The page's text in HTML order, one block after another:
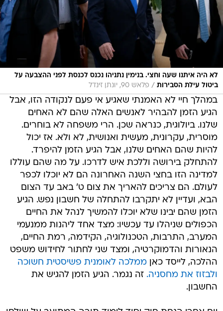
לא היה איתנו שעה וחצי. בנימין נתניהו נכנס לכנסת לפני ההצבעה על
ביטול עילת הסבירות / פלאש 90, יונתן זינדל
במהלך חיי לא האמנתי שאגיע אי פעם לנקודה הזו, אבל
הגיע הזמן להבהיר לאנשים האלה שהם לא האחים
שלנו. ביולוגית, כנראה שכן. הרי משפחה לא בוחרים.
מוסרית, עקרונית, מעשית ואנושית, לא ולא. אז יכול
להיות שהם האחים שלנו, אבל הגיע הזמן להיפרד.
להתחלק בירושה וללכת איש לדרכו. על מה שהם עוללו
למדינה הזו בחצי השנה האחרונה הם לא יוכלו לכפר
לעולם. הם צריכים להאריך את צום ט' באב עד הצום
הבא, ועדיין לא יתקרבו להתחלה של חשבון נפש. הגיע
הזמן שהם יבינו שלא יוכלו להמשיך לנהל את החיים
הכפולים שניהלו עד עכשיו: מצד אחד ליהנות ממנעמי
המערב, התרבות, הטכנולוגיה, הקידמה, רמת החיים,
הנאורות והדמוקרטיה, ומצד שני לחתור לחידוש משפט
ההלכה, לייסד כאןממלכה לאומנית פשיסטית חשוכה
ולבזוז את מחסניה. זה נגמר. הגיע הזמן להגיש את
החשבון.